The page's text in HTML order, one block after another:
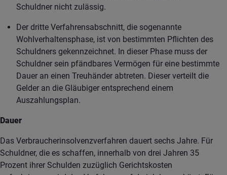
Schuldner nicht zulässig.
Der dritte Verfahrensabschnitt, die sogenannte
Wohlverhaltensphase, ist von bestimmten Pflichten des
Schuldners gekennzeichnet. In dieser Phase muss der
Schuldner sein pfändbares Vermögen für eine bestimmte
Dauer an einen Treuhänder abtreten. Dieser verteilt die
Gelder an die Gläubiger entsprechend einem
Auszahlungsplan.
Dauer
Das Verbraucherinsolvenzverfahren dauert sechs Jahre. Für
Schuldner, die es schaffen, innerhalb von drei Jahren 35
Prozent ihrer Schulden zuzüglich Gerichtskosten